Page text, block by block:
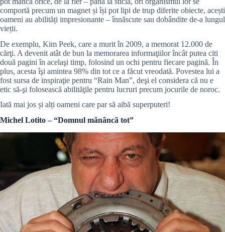
comportă precum un magnet și își pot lipi de trup diferite obiecte, acești
oameni au abilități impresionante – înnăscute sau dobândite de-a lungul
vieții.
De exemplu, Kim Peek, care a murit în 2009, a memorat 12.000 de
cărţi. A devenit atât de bun la memorarea informaţiilor încât putea citi
două pagini în acelaşi timp, folosind un ochi pentru fiecare pagină. În
plus, acesta îşi amintea 98% din tot ce a făcut vreodată. Povestea lui a
fost sursa de inspiraţie pentru “Rain Man”, deşi el considera că nu e
etic să-şi folosească abilităţile pentru lucruri precum jocurile de noroc.
Iată mai jos și alți oameni care par să aibă superputeri!
Michel Lotito – “Domnul mănâncă tot”